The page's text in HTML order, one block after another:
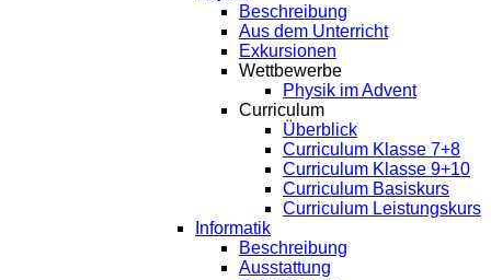
Beschreibung
Aus dem Unterricht
Exkursionen
Wettbewerbe
Physik im Advent
Curriculum
Überblick
Curriculum Klasse 7+8
Curriculum Klasse 9+10
Curriculum Basiskurs
Curriculum Leistungskurs
Informatik
Beschreibung
Ausstattung